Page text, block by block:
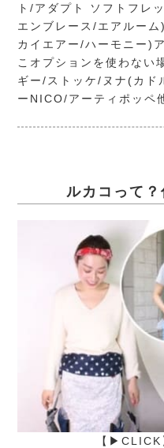
ト/アダプト ソフトフレ
エンブレース/エアルー
カイエアー/ハーモニー)
こオプションを使わない
ギー/ストッケ/ヌナ(カド
ーNICO/アーティポッペ
ルカコって
【▶CLICK